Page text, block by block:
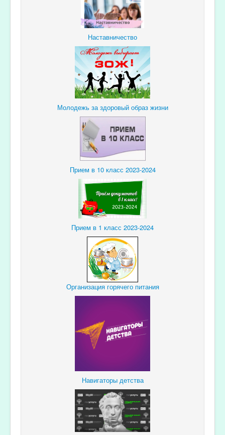
Наставничество
Молодежь за здоровый образ жизни
Прием в 10 класс 2023-2024
Прием в 1 класс 2023-2024
Организация горячего питания
Навигаторы детства